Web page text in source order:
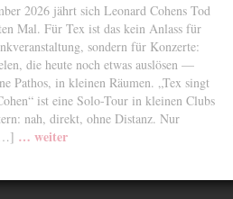
2026 jährt sich Leonard Cohens Tod
Mal. Für Tex ist das kein Anlass für
sondern für Konzerte:
die heute noch etwas auslösen —
Pathos, in kleinen Räumen. „Tex singt
ist eine Solo-Tour in kleinen Clubs
nah, direkt, ohne Distanz. Nur
… weiter